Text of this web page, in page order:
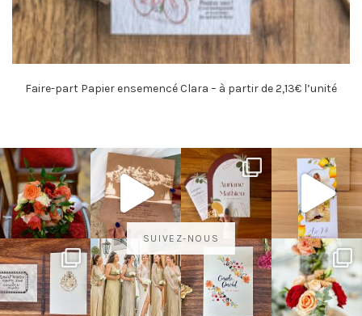
Faire-part Papier ensemencé Clara – à partir de 2,13€ l’unité
SUIVEZ-NOUS